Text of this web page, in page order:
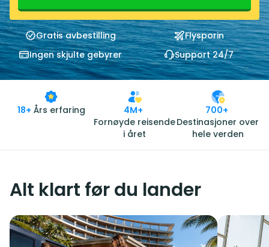
Gratis avbestilling
Flysporin
Ingen skjulte gebyrer
Support 24/7
18+ Års erfaring
4M+
Fornøyde reisende
i året
700+
Destinasjoner over
hele verden
Alt klart før du lander